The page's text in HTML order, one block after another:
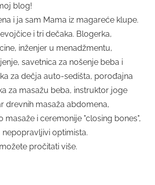
blog!
i ja sam Mama iz magareće klupe.
i tri dečaka. Blogerka,
inženjer u menadžmentu,
savetnica za nošenje beba i
za dečja auto-sedišta, porođajna
za masažu beba, instruktor joge
drevnih masaža abdomena,
masaže i ceremonije "closing bones",
nepopravljivi optimista.
pročitati više.